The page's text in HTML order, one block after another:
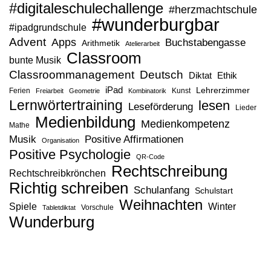
#digitaleschulechallenge #herzmachtschule
#ipadgrundschule #wunderburgbar
Advent Apps Arithmetik Atelierarbeit Buchstabengasse
bunte Musik Classroom
Classroommanagement Deutsch Diktat Ethik
Ferien Freiarbeit Geometrie iPad Kombinatorik Kunst Lehrerzimmer
Lernwörtertraining Leseförderung lesen Lieder
Mathe Medienbildung Medienkompetenz
Musik Organisation Positive Affirmationen
Positive Psychologie QR-Code
Rechtschreibkrönchen Rechtschreibung
Richtig schreiben Schulanfang Schulstart
Spiele Tabletdiktat Vorschule Weihnachten Winter
Wunderburg